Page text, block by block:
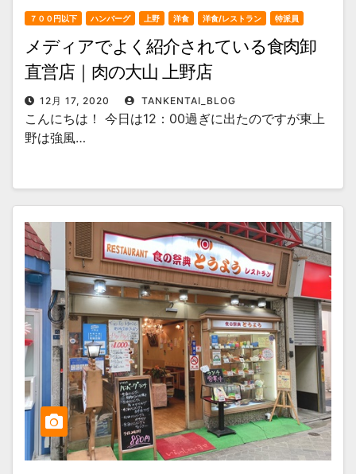
７００円以下 ハンバーグ 上野 洋食 洋食/レストラン 特派員
メディアでよく紹介されている食肉卸
直営店｜肉の大山 上野店
12月 17, 2020 TANKENTAI_BLOG
こんにちは！ 今日は12：00過ぎに出たのですが東上
野は強風…